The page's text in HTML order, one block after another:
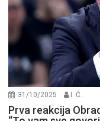
31/10/2025 I. Ć.
Prva reakcija